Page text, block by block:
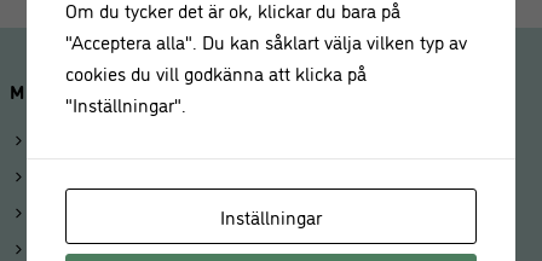
MINA SIDOR
Kunduppgifter
Om du tycker det är ok, klickar du bara på
"Acceptera alla". Du kan såklart välja vilken typ av
cookies du vill godkänna att klicka på
"Inställningar".
Inställningar